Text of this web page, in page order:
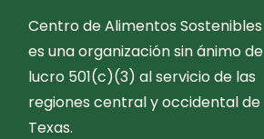
Centro de Alimentos Sostenibles
es una organización sin ánimo de
lucro 501(c)(3) al servicio de las
regiones central y occidental de
Texas.